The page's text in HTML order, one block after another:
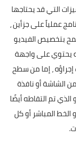
التي قد يحتاجها
عملياً على جزأين ،
بتخصيص الفيديو
يحتوي على واجهة
إجراؤه ، إما من سطح
الشاشة أو نافذة
تم التقاطه أيضًا
المباشر أو كل